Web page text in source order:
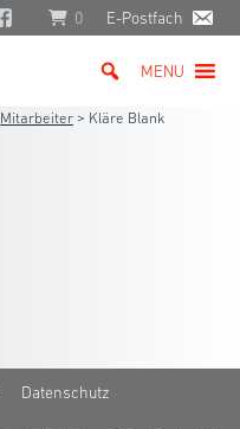
0 E-Postfach
MENU
Mitarbeiter > Kläre Blank
Datenschutz